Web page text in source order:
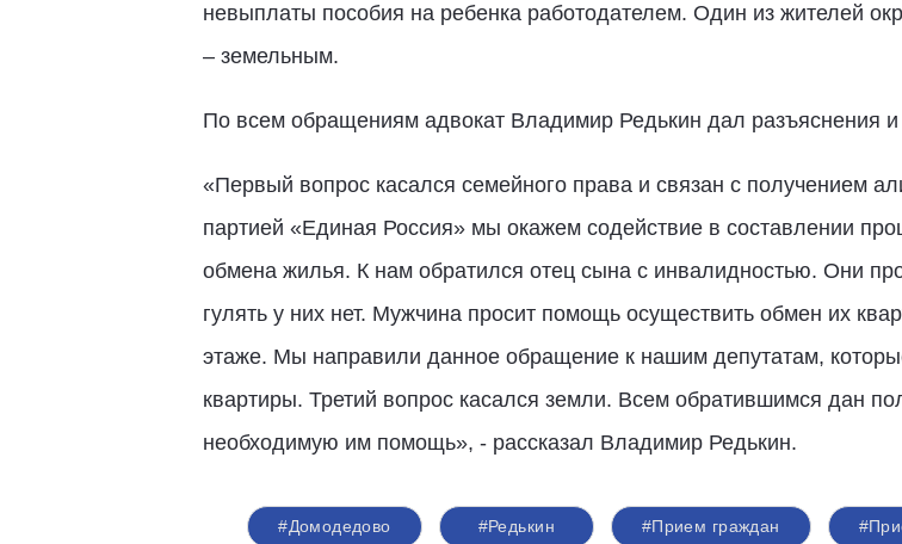
невыплаты пособия на ребенка работодателем. Один из жителей
– земельным.
По всем обращениям адвокат Владимир Редькин дал разъяснения и
«Первый вопрос касался семейного права и связан с получением
партией «Единая Россия» мы окажем содействие в составлении
обмена жилья. К нам обратился отец сына с инвалидностью. Они
гулять у них нет. Мужчина просит помощь осуществить обмен их
этаже. Мы направили данное обращение к нашим депутатам,
квартиры. Третий вопрос касался земли. Всем обратившимся дан
необходимую им помощь», - рассказал Владимир Редькин.
#Домодедово #Редькин #Прием граждан